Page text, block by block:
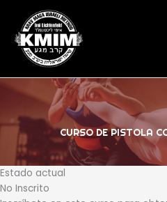
contenido
CURSO DE PISTOLA
Estado actual
No Inscrito